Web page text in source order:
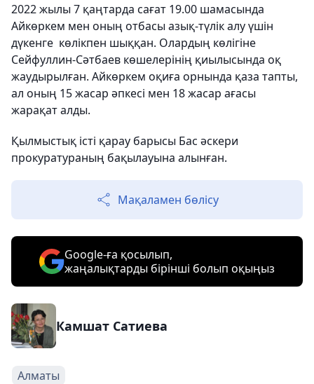
2022 жылы 7 қаңтарда сағат 19.00 шамасында
Айкөркем мен оның отбасы азық-түлік алу үшін
дүкенге көлікпен шыққан. Олардың көлігіне
Сейфуллин-Сәтбаев көшелерінің қиылысында оқ
жаудырылған. Айкөркем оқиға орнында қаза тапты,
ал оның 15 жасар әпкесі мен 18 жасар ағасы
жарақат алды.
Қылмыстық істі қарау барысы Бас әскери
прокуратураның бақылауына алынған.
Мақаламен бөлісу
Google-ға қосылып,
жаңалықтарды бірінші болып оқыңыз
Камшат Сатиева
Алматы